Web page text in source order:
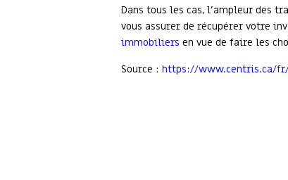
Dans tous les cas, l’ampleur des
vous assurer de récupérer votre
immobiliers en vue de faire les
Source : https://www.centris.ca/